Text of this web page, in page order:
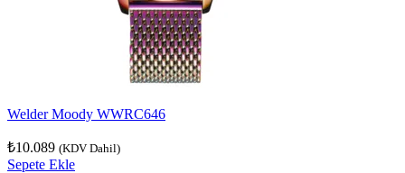
Welder Moody WWRC646
₺10.089 (KDV Dahil)
Sepete Ekle